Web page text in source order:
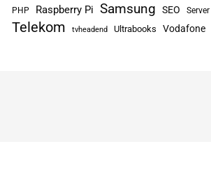
PHP Raspberry Pi Samsung SEO Server
Telekom tvheadend Ultrabooks Vodafone